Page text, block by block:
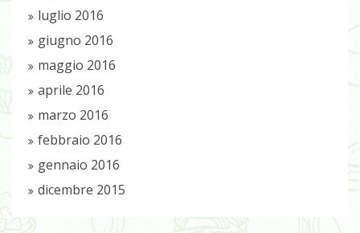
luglio 2016
giugno 2016
maggio 2016
aprile 2016
marzo 2016
febbraio 2016
gennaio 2016
dicembre 2015